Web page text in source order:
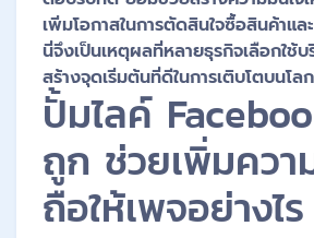
เพิ่มโอกาสในการตัดสินใจซื้อสินค้าแล
นี่จึงเป็นเหตุผลที่หลายธุรกิจเลือกใช้
สร้างจุดเริ่มต้นที่ดีในการเติบโตบนโล
ปั้มไลค์
ถูก ช่วยเพิ่มควา
ถือให้เพจอย่างไร